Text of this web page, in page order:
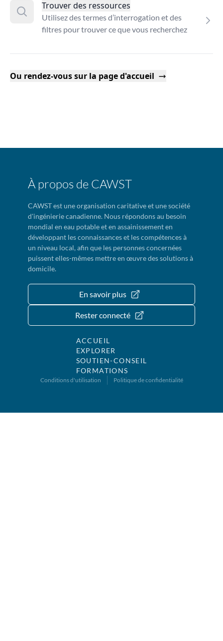
Trouver des ressources
Utilisez des termes d’interrogation et des
filtres pour trouver ce que vous recherchez
Ou rendez-vous sur la page d'accueil
À propos de CAWST
CAWST est une organisation caritative et une société
d'ingénierie canadienne. Nous répondons au besoin
mondial en eau potable et en assainissement en
développant les connaissances et les compétences à
un niveau local, afin que les personnes concernées
puissent elles-mêmes mettre en œuvre des solutions à
domicile.
En savoir plus
Rester connecté
ACCUEIL
EXPLORER
SOUTIEN-CONSEIL
FORMATIONS
Conditions d'utilisation Politique de confidentialité